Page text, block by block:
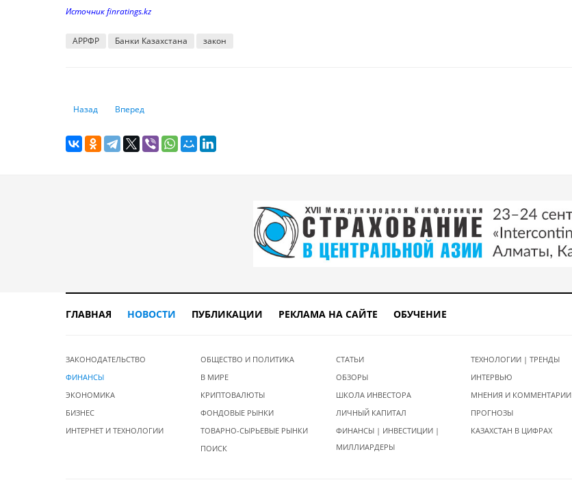
Источник finratings.kz
АРРФР Банки Казахстана закон
Предыдущий: Какой штраф грозит за использование Интернета от Илона Маска в Казахстане
Назад Следующий: SWIFT улучшает управление делами для оптимизации расследований платежей
Вперед
ГЛАВНАЯ НОВОСТИ ПУБЛИКАЦИИ РЕКЛАМА НА САЙТЕ ОБУЧЕНИЕ
ЗАКОНОДАТЕЛЬСТВО
ФИНАНСЫ
ЭКОНОМИКА
БИЗНЕС
ИНТЕРНЕТ И ТЕХНОЛОГИИ
ОБЩЕСТВО И ПОЛИТИКА
В МИРЕ
КРИПТОВАЛЮТЫ
ФОНДОВЫЕ РЫНКИ
ТОВАРНО-СЫРЬЕВЫЕ РЫНКИ
ПОИСК
СТАТЬИ
ОБЗОРЫ
ШКОЛА ИНВЕСТОРА
ЛИЧНЫЙ КАПИТАЛ
ФИНАНСЫ | ИНВЕСТИЦИИ |
МИЛЛИАРДЕРЫ
ТЕХНОЛОГИИ | ТРЕНДЫ
ИНТЕРВЬЮ
МНЕНИЯ И КОММЕНТАРИИ
ПРОГНОЗЫ
КАЗАХСТАН В ЦИФРАХ